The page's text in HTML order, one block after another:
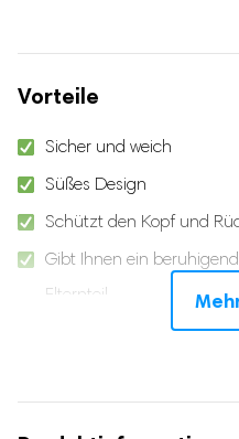
Vorteile
Sicher und weich
Süßes Design
Schützt den Kopf und
Gibt Ihnen ein
Elternteil
3D atmungsaktiv und
Mit zusätzlichem